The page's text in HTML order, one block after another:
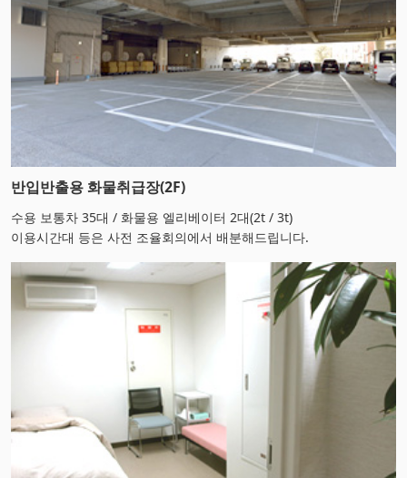
반입반출용 화물취급장(2F)
수용 보통차 35대 / 화물용 엘리베이터 2대(2t / 3t)
이용시간대 등은 사전 조율회의에서 배분해드립니다.